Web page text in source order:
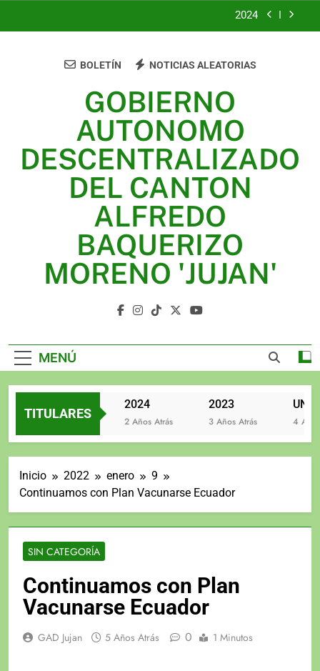
2024
JUJAN
2024
2023
UNIDOS TRABAJANDO POR NUESTRO QUERIDO
JUJAN
GOBIERNO
AUTONOMO
DESCENTRALIZADO
DEL CANTON
ALFREDO
BAQUERIZO
MORENO 'JUJAN'
BOLETÍN NOTICIAS ALEATORIAS
MENÚ
TITULARES
2 Años Atrás
2024
2 Años Atrás
2023
3 Años Atrás 4 Años
Inicio 2022 enero
9
Continuamos con Plan Vacunarse Ecuador
SIN CATEGORÍA
Continuamos con Plan
Vacunarse Ecuador
GAD Jujan 5 Años Atrás 0 1 Minutos